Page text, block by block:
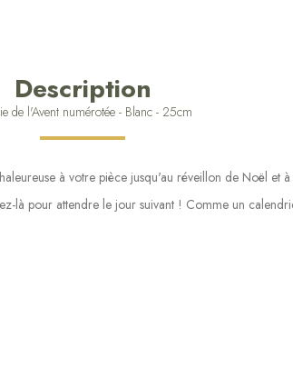
Description
de l'Avent numérotée - Blanc - 25cm
à votre pièce jusqu'au réveillon de Noël et à
là pour attendre le jour suivant ! Comme un